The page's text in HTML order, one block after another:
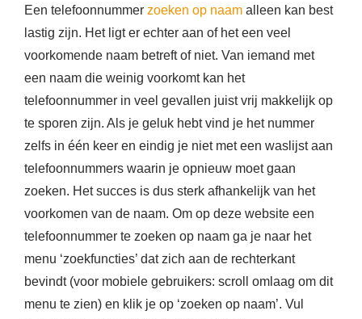
Een telefoonnummer zoeken op naam alleen kan best
lastig zijn. Het ligt er echter aan of het een veel
voorkomende naam betreft of niet. Van iemand met
een naam die weinig voorkomt kan het
telefoonnummer in veel gevallen juist vrij makkelijk op
te sporen zijn. Als je geluk hebt vind je het nummer
zelfs in één keer en eindig je niet met een waslijst aan
telefoonnummers waarin je opnieuw moet gaan
zoeken. Het succes is dus sterk afhankelijk van het
voorkomen van de naam. Om op deze website een
telefoonnummer te zoeken op naam ga je naar het
menu ‘zoekfuncties’ dat zich aan de rechterkant
bevindt (voor mobiele gebruikers: scroll omlaag om dit
menu te zien) en klik je op ‘zoeken op naam’. Vul